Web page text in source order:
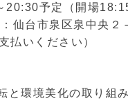
予定（開場
台市泉区泉中央２
払いください）
環境美化の取り組み